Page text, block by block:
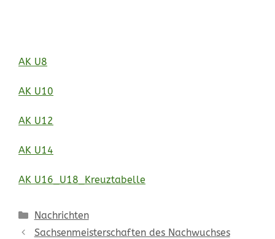
AK U8
AK U10
AK U12
AK U14
AK U16_U18_Kreuztabelle
Kategorien
Nachrichten
Sachsenmeisterschaften des Nachwuchses